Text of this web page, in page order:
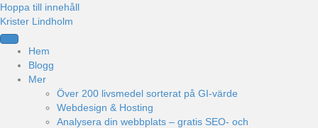
Hoppa till innehåll
Krister Lindholm
Hem
Blogg
Mer
Över 200 livsmedel sorterat på GI-värde
Webdesign & Hosting
Analysera din webbplats – gratis SEO- och